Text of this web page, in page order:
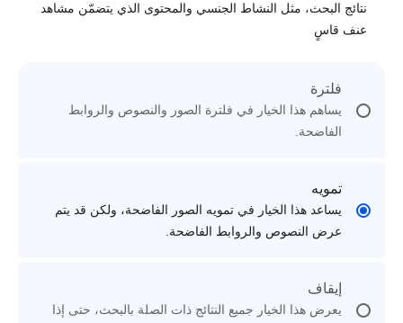
نتائج البحث، مثل النشاط الجنسي والمحتوى الذي يتضمّن مشاهد
عنف قاسٍ
فلترة
يساهم هذا الخيار في فلترة الصور والنصوص والروابط
الفاضحة.
تمويه
يساعد هذا الخيار في تمويه الصور الفاضحة، ولكن قد يتم
عرض النصوص والروابط الفاضحة.
إيقاف
يعرض هذا الخيار جميع النتائج ذات الصلة بالبحث، حتى إذا